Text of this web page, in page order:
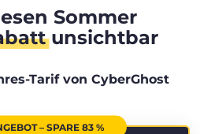
Sommer
unsichtbar
Tarif von CyberGhost
– SPARE 83 %